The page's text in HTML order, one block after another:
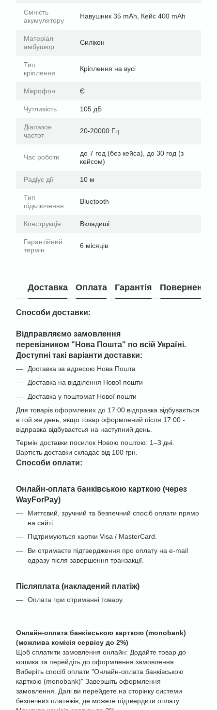
Ємність
акумулятору
Навушник 35 mAh, Кейс 400 mAh
Матеріал
амбушюр
Силікон
Тип
кріплення
Кріплення на вусі
Мікрофон Є
Чутливість 105 дБ
Діапазон
частот
20-20000 Гц
Час роботи
до 7 год (без кейса), до 30 год (з
кейсом)
Радіус дії 10 м
Тип
підключення
Bluetooth
Конструкція Вкладиші
Гарантійний
термін
6 місяців
Доставка Оплата Гарантія Повернення
Способи доставки:
Відправляємо замовлення
перевізником "Нова Пошта" по всій Україні.
Доступні такі варіанти доставки:
Доставка за адресою Нова Пошта
Доставка на відділення Нової пошти
Доставка у поштомат Нової пошти
Для товарів оформлених до 17:00 відправка відбувається
в той же день, якщо товар оформлений після 17:00 -
відправка відбуваєтсья на наступний день.
Термін доставки посилок Новою поштою: 1–3 дні.
Вартість доставки складає від 100 грн.
Cпособи оплати:
Онлайн-оплата банківською карткою (через
WayForPay)
Миттєвий, зручний та безпечний спосіб оплати прямо
на сайті.
Підтримуються картки Visa / MasterCard.
Ви отримаєте підтвердження про оплату на e-mail
одразу після завершення транзакції.
Післяплата (накладений платіж)
Оплата при отриманні товару.
Онлайн-оплата банківською карткою (monobank)
(можлива комісія сервісу до 2%)
Щоб сплатити замовлення онлайн: Додайте товар до
кошика та перейдіть до оформлення замовлення.
Виберіть спосіб оплати "Онлайн-оплата банківською
карткою (monobank)" Завершіть оформлення
замовлення. Далі ви перейдете на сторінку системи
безпечних платежів, де можете підтвердити оплату.